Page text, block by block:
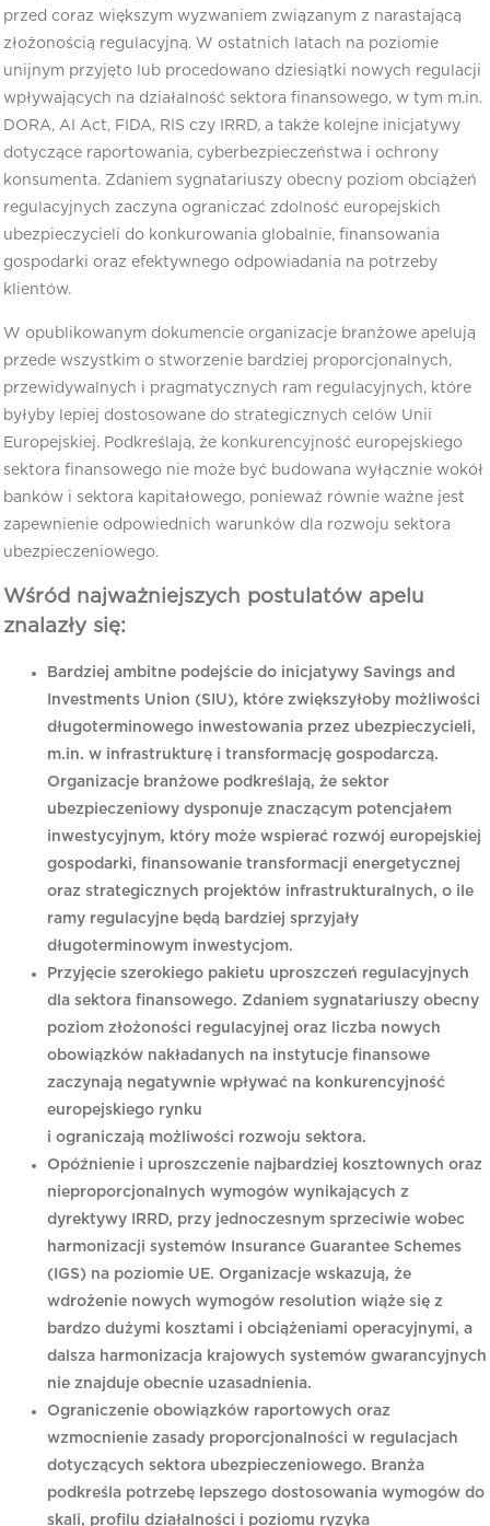
przed coraz większym wyzwaniem związanym z narastającą
złożonością regulacyjną. W ostatnich latach na poziomie
unijnym przyjęto lub procedowano dziesiątki nowych regulacji
wpływających na działalność sektora finansowego, w tym m.in.
DORA, AI Act, FIDA, RIS czy IRRD, a także kolejne inicjatywy
dotyczące raportowania, cyberbezpieczeństwa i ochrony
konsumenta. Zdaniem sygnatariuszy obecny poziom obciążeń
regulacyjnych zaczyna ograniczać zdolność europejskich
ubezpieczycieli do konkurowania globalnie, finansowania
gospodarki oraz efektywnego odpowiadania na potrzeby
klientów.
W opublikowanym dokumencie organizacje branżowe apelują
przede wszystkim o stworzenie bardziej proporcjonalnych,
przewidywalnych i pragmatycznych ram regulacyjnych, które
byłyby lepiej dostosowane do strategicznych celów Unii
Europejskiej. Podkreślają, że konkurencyjność europejskiego
sektora finansowego nie może być budowana wyłącznie wokół
banków i sektora kapitałowego, ponieważ równie ważne jest
zapewnienie odpowiednich warunków dla rozwoju sektora
ubezpieczeniowego.
Wśród najważniejszych postulatów apelu
znalazły się:
Bardziej ambitne podejście do inicjatywy Savings and
Investments Union (SIU), które zwiększyłoby możliwości
długoterminowego inwestowania przez ubezpieczycieli,
m.in. w infrastrukturę i transformację gospodarczą.
Organizacje branżowe podkreślają, że sektor
ubezpieczeniowy dysponuje znaczącym potencjałem
inwestycyjnym, który może wspierać rozwój europejskiej
gospodarki, finansowanie transformacji energetycznej
oraz strategicznych projektów infrastrukturalnych, o ile
ramy regulacyjne będą bardziej sprzyjały
długoterminowym inwestycjom.
Przyjęcie szerokiego pakietu uproszczeń regulacyjnych
dla sektora finansowego. Zdaniem sygnatariuszy obecny
poziom złożoności regulacyjnej oraz liczba nowych
obowiązków nakładanych na instytucje finansowe
zaczynają negatywnie wpływać na konkurencyjność
europejskiego rynku
i ograniczają możliwości rozwoju sektora.
Opóźnienie i uproszczenie najbardziej kosztownych oraz
nieproporcjonalnych wymogów wynikających z
dyrektywy IRRD, przy jednoczesnym sprzeciwie wobec
harmonizacji systemów Insurance Guarantee Schemes
(IGS) na poziomie UE. Organizacje wskazują, że
wdrożenie nowych wymogów resolution wiąże się z
bardzo dużymi kosztami i obciążeniami operacyjnymi, a
dalsza harmonizacja krajowych systemów gwarancyjnych
nie znajduje obecnie uzasadnienia.
Ograniczenie obowiązków raportowych oraz
wzmocnienie zasady proporcjonalności w regulacjach
dotyczących sektora ubezpieczeniowego. Branża
podkreśla potrzebę lepszego dostosowania wymogów do
skali, profilu działalności i poziomu ryzyka